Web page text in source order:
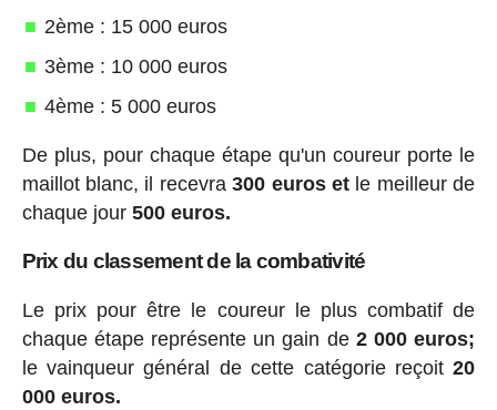
2ème : 15 000 euros
3ème : 10 000 euros
4ème : 5 000 euros
De plus, pour chaque étape qu'un coureur porte le
maillot blanc, il recevra300 euros et le meilleur de
chaque jour500 euros.
Prix du classement de la combativité
Le prix pour être le coureur le plus combatif de
chaque étape représente un gain de 2 000 euros;
le vainqueur général de cette catégorie reçoit20
000 euros.